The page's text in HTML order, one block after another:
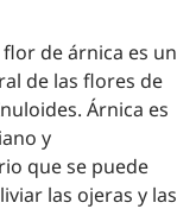
de árnica es un
de las flores de
Árnica es
y
que se puede
las ojeras y las